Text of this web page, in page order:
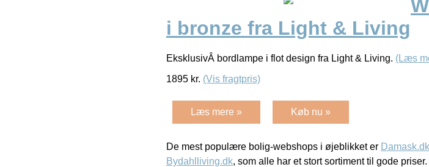
i bronze fra Light & Living
EksklusivÂ bordlampe i flot design fra Light & Living. (Læs
1895 kr. (Vis fragtpris)
Læs mere » Køb nu »
De mest populære bolig-webshops i øjeblikket er Damask.dk
Bydahlliving.dk, som alle har et stort sortiment til gode priser.